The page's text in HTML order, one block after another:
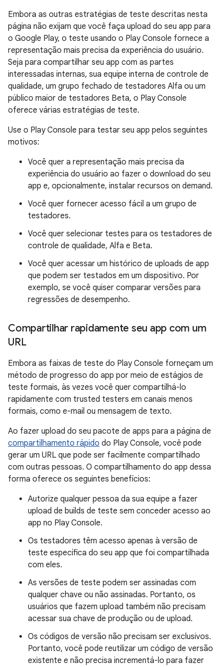
Embora as outras estratégias de teste descritas nesta
página não exijam que você faça upload do seu app para
o Google Play, o teste usando o Play Console fornece a
representação mais precisa da experiência do usuário.
Seja para compartilhar seu app com as partes
interessadas internas, sua equipe interna de controle de
qualidade, um grupo fechado de testadores Alfa ou um
público maior de testadores Beta, o Play Console
oferece várias estratégias de teste.
Use o Play Console para testar seu app pelos seguintes
motivos:
Você quer a representação mais precisa da
experiência do usuário ao fazer o download do seu
app e, opcionalmente, instalar recursos on demand.
Você quer fornecer acesso fácil a um grupo de
testadores.
Você quer selecionar testes para os testadores de
controle de qualidade, Alfa e Beta.
Você quer acessar um histórico de uploads de app
que podem ser testados em um dispositivo. Por
exemplo, se você quiser comparar versões para
regressões de desempenho.
Compartilhar rapidamente seu app com um
URL
Embora as faixas de teste do Play Console forneçam um
método de progresso do app por meio de estágios de
teste formais, às vezes você quer compartilhá-lo
rapidamente com trusted testers em canais menos
formais, como e-mail ou mensagem de texto.
Ao fazer upload do seu pacote de apps para a página de
compartilhamento rápido do Play Console, você pode
gerar um URL que pode ser facilmente compartilhado
com outras pessoas. O compartilhamento do app dessa
forma oferece os seguintes benefícios:
Autorize qualquer pessoa da sua equipe a fazer
upload de builds de teste sem conceder acesso ao
app no Play Console.
Os testadores têm acesso apenas à versão de
teste específica do seu app que foi compartilhada
com eles.
As versões de teste podem ser assinadas com
qualquer chave ou não assinadas. Portanto, os
usuários que fazem upload também não precisam
acessar sua chave de produção ou de upload.
Os códigos de versão não precisam ser exclusivos.
Portanto, você pode reutilizar um código de versão
existente e não precisa incrementá-lo para fazer